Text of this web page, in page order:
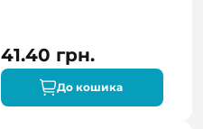
41.40 грн.
До кошика